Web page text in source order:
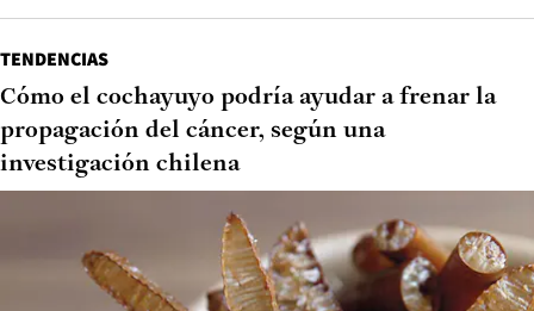
TENDENCIAS
Cómo el cochayuyo podría ayudar a frenar la
propagación del cáncer, según una
investigación chilena